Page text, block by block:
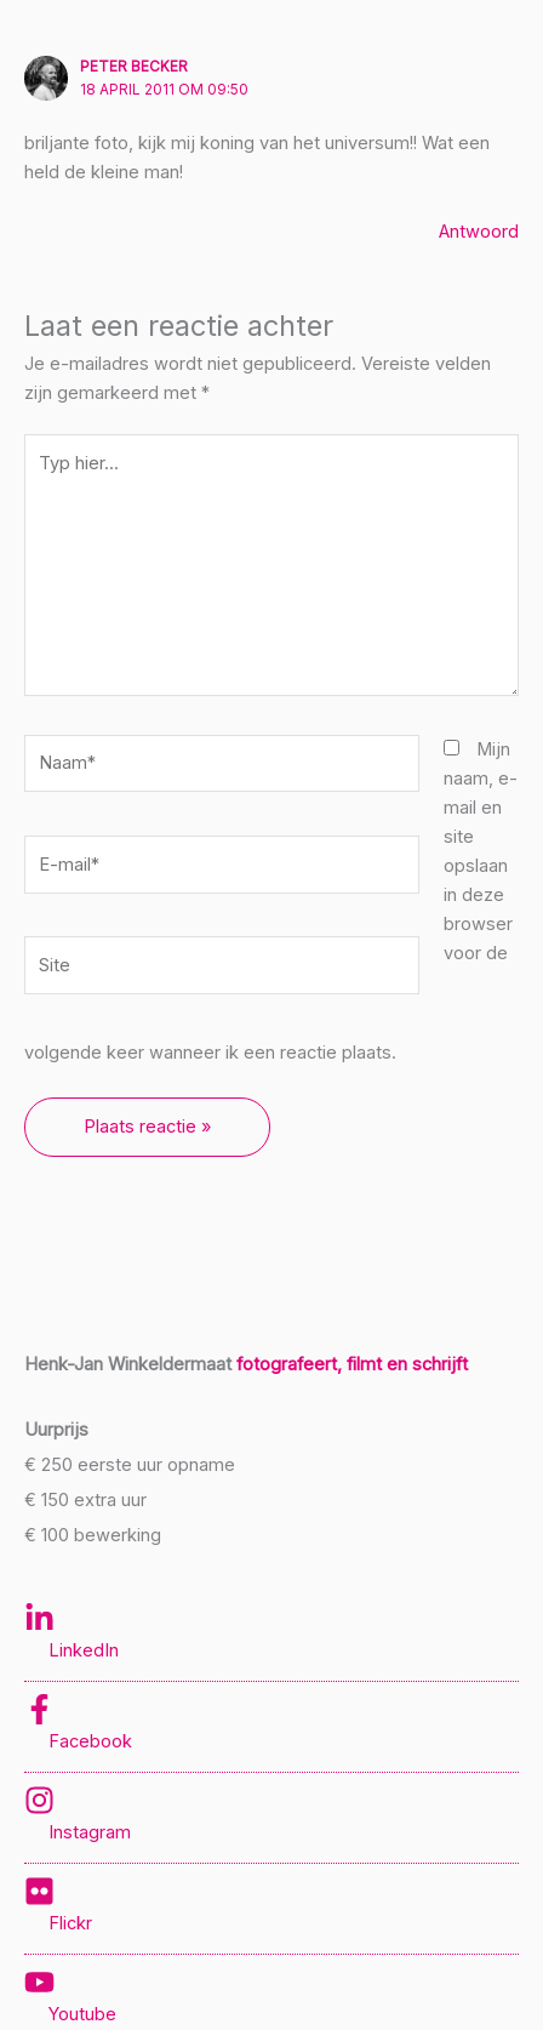
PETER BECKER
18 APRIL 2011 OM 09:50
briljante foto, kijk mij koning van het universum!! Wat een
held de kleine man!
Antwoord
Laat een reactie achter
Je e-mailadres wordt niet gepubliceerd. Vereiste velden
zijn gemarkeerd met *
hier...
mail*
Mijn
naam, e-
mail en
site
opslaan
in deze
browser
voor de
volgende keer wanneer ik een reactie plaats.
Henk-Jan Winkeldermaatfotografeert, filmt en schrijft
Uurprijs
€ 250 eerste uur opname
€ 150 extra uur
€ 100 bewerking
LinkedIn
Facebook
Instagram
Flickr
Youtube